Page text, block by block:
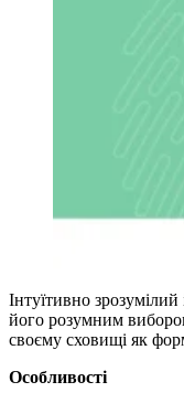
Інтуїтивно
його розумним
своєму сховищі як
Особливості